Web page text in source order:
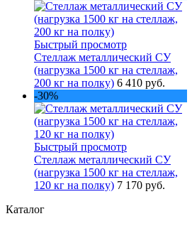
Быстрый просмотр
Стеллаж металлический СУ
(нагрузка 1500 кг на стеллаж,
200 кг на полку) 6 410 руб.
-30%
Быстрый просмотр
Стеллаж металлический СУ
(нагрузка 1500 кг на стеллаж,
120 кг на полку) 7 170 руб.
Каталог